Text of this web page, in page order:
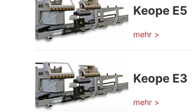
Keope E5
mehr >
Keope E3
mehr >